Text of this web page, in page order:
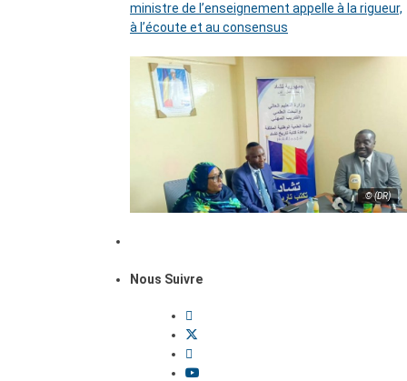
ministre de l’enseignement appelle à la rigueur,
à l’écoute et au consensus
© (DR)
Nous Suivre